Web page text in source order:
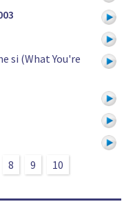
si (What You're
8 9 10